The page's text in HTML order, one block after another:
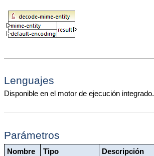
Lenguajes
Disponible en el motor de ejecución integrado.
Parámetros
Nombre Tipo
Descripción